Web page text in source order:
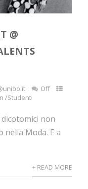
@
Off
/Studenti
non
nella Moda. E a
+ READ MORE